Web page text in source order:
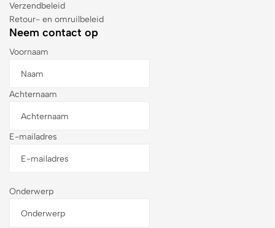
Verzendbeleid
Retour- en omruilbeleid
Neem contact op
Voornaam
Achternaam
E-mailadres
Onderwerp